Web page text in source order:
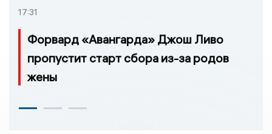
17:31
Форвард «Авангарда» Джош Ливо
пропустит старт сбора из-за родов
жены